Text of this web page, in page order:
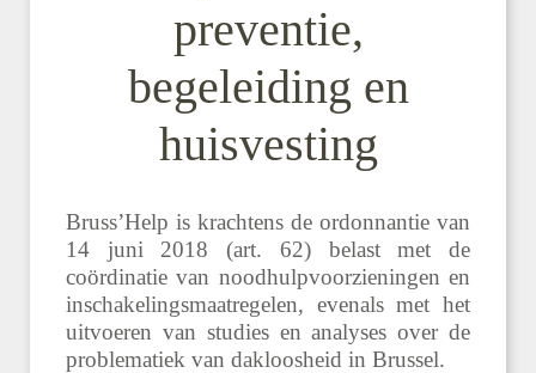
preventie,
begeleiding en
huisvesting
Bruss’Help is krachtens de ordonnantie van
14 juni 2018 (art. 62) belast met de
coördinatie van noodhulpvoorzieningen en
inschakelingsmaatregelen, evenals met het
uitvoeren van studies en analyses over de
problematiek van dakloosheid in Brussel.